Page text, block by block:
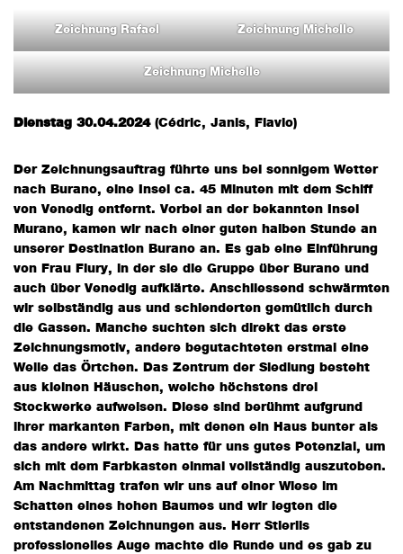
Zeichnung Rafael Zeichnung Michelle
Zeichnung Michelle
Dienstag 30.04.2024 (Cédric, Janis, Flavio)
Der Zeichnungsauftrag führte uns bei sonnigem Wetter
nach Burano, eine Insel ca. 45 Minuten mit dem Schiff
von Venedig entfernt. Vorbei an der bekannten Insel
Murano, kamen wir nach einer guten halben Stunde an
unserer Destination Burano an. Es gab eine Einführung
von Frau Flury, in der sie die Gruppe über Burano und
auch über Venedig aufklärte. Anschliessend schwärmten
wir selbständig aus und schlenderten gemütlich durch
die Gassen. Manche suchten sich direkt das erste
Zeichnungsmotiv, andere begutachteten erstmal eine
Weile das Örtchen. Das Zentrum der Siedlung besteht
aus kleinen Häuschen, welche höchstens drei
Stockwerke aufweisen. Diese sind berühmt aufgrund
ihrer markanten Farben, mit denen ein Haus bunter als
das andere wirkt. Das hatte für uns gutes Potenzial, um
sich mit dem Farbkasten einmal vollständig auszutoben.
Am Nachmittag trafen wir uns auf einer Wiese im
Schatten eines hohen Baumes und wir legten die
entstandenen Zeichnungen aus. Herr Stierlis
professionelles Auge machte die Runde und es gab zu